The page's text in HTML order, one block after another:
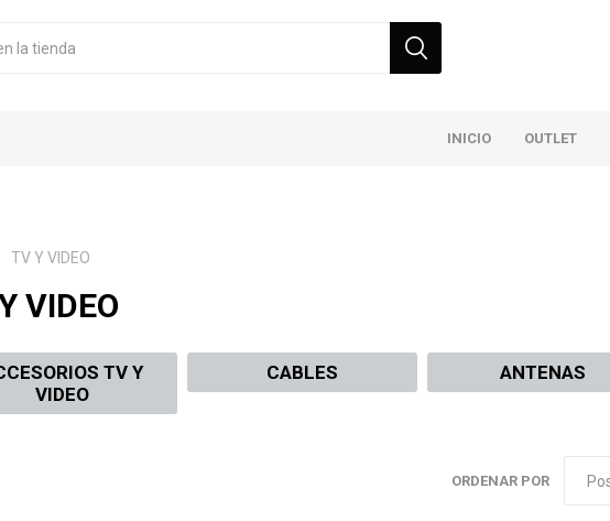
INICIO OUTLET
TV Y VIDEO
VIDEO
TV Y
VIDEO
CABLES ANTENAS
ORDENAR POR